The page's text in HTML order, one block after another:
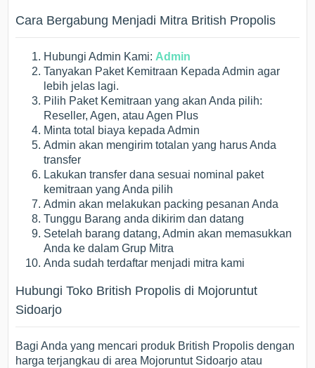
Cara Bergabung Menjadi Mitra British Propolis
Hubungi Admin Kami: Admin
Tanyakan Paket Kemitraan Kepada Admin agar
lebih jelas lagi.
Pilih Paket Kemitraan yang akan Anda pilih:
Reseller, Agen, atau Agen Plus
Minta total biaya kepada Admin
Admin akan mengirim totalan yang harus Anda
transfer
Lakukan transfer dana sesuai nominal paket
kemitraan yang Anda pilih
Admin akan melakukan packing pesanan Anda
Tunggu Barang anda dikirim dan datang
Setelah barang datang, Admin akan memasukkan
Anda ke dalam Grup Mitra
Anda sudah terdaftar menjadi mitra kami
Hubungi Toko British Propolis di Mojoruntut
Sidoarjo
Bagi Anda yang mencari produk British Propolis dengan
harga terjangkau di area Mojoruntut Sidoarjo atau